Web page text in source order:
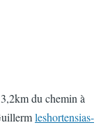
du chemin à
leshortensias-